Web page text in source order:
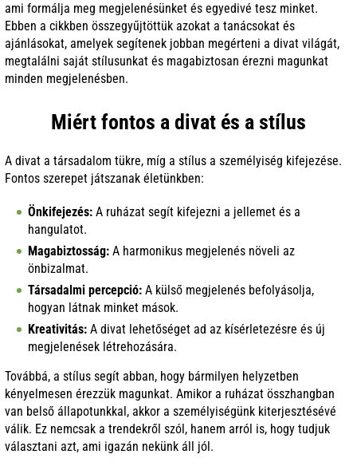
ami formálja meg megjelenésünket és egyedivé tesz minket.
Ebben a cikkben összegyűjtöttük azokat a tanácsokat és
ajánlásokat, amelyek segítenek jobban megérteni a divat világát,
megtalálni saját stílusunkat és magabiztosan érezni magunkat
minden megjelenésben.
Miért fontos a divat és a stílus
A divat a társadalom tükre, míg a stílus a személyiség kifejezése.
Fontos szerepet játszanak életünkben:
Önkifejezés: A ruházat segít kifejezni a jellemet és a
hangulatot.
Magabiztosság: A harmonikus megjelenés növeli az
önbizalmat.
Társadalmi percepció: A külső megjelenés befolyásolja,
hogyan látnak minket mások.
Kreativitás: A divat lehetőséget ad az kísérletezésre és új
megjelenések létrehozására.
Továbbá, a stílus segít abban, hogy bármilyen helyzetben
kényelmesen érezzük magunkat. Amikor a ruházat összhangban
van belső állapotunkkal, akkor a személyiségünk kiterjesztésévé
válik. Ez nemcsak a trendekről szól, hanem arról is, hogy tudjuk
választani azt, ami igazán nekünk áll jól.